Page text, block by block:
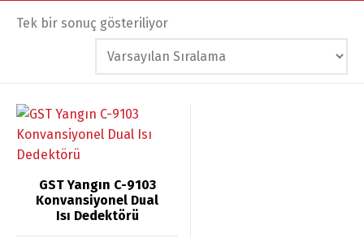
Tek bir sonuç gösteriliyor
GST Yangın C-9103
Konvansiyonel Dual
Isı Dedektörü